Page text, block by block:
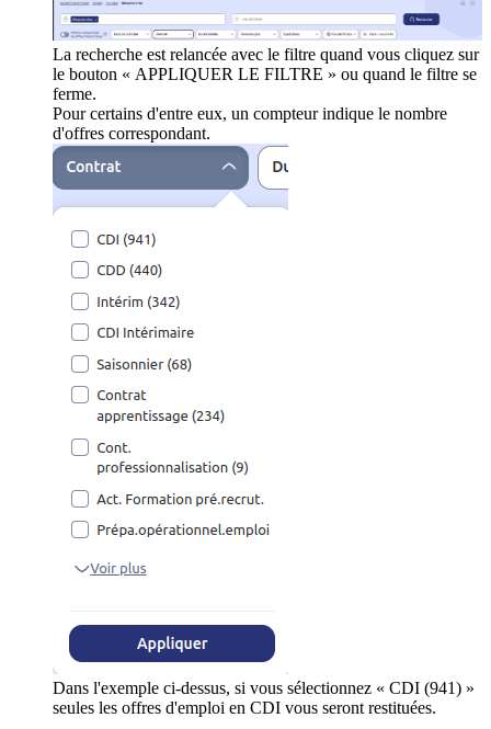
La recherche est relancée avec le filtre quand vous cliquez sur
le bouton « APPLIQUER LE FILTRE » ou quand le filtre se
ferme.
Pour certains d'entre eux, un compteur indique le nombre
d'offres correspondant.
Dans l'exemple ci-dessus, si vous sélectionnez « CDI (941) »
seules les offres d'emploi en CDI vous seront restituées.